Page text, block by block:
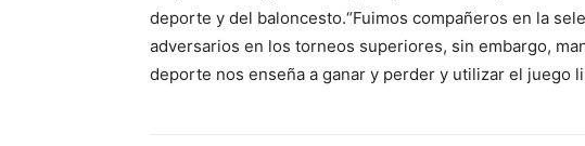
deporte y del baloncesto.“Fuimos compañeros en la
adversarios en los torneos superiores, sin embargo,
deporte nos enseña a ganar y perder y utilizar el juego